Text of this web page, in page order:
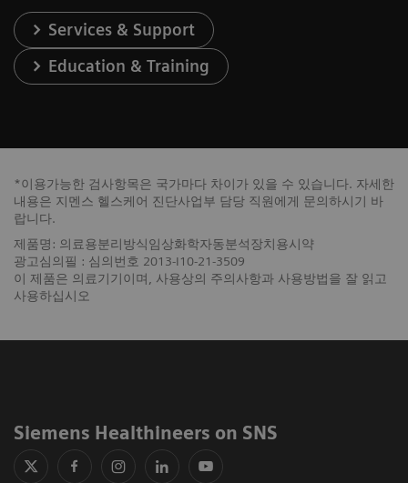
Services & Support
Education & Training
*이용가능한 검사항목은 국가마다 차이가 있을 수 있습니다. 자세한
내용은 지멘스 헬스케어 진단사업부 담당 직원에게 문의하시기 바
랍니다.
제품명: 의료용분리방식임상화학자동분석장치용시약
광고심의필 : 심의번호 2013-I10-21-3509
이 제품은 의료기기이며, 사용상의 주의사항과 사용방법을 잘 읽고
사용하십시오
Siemens Healthineers on SNS